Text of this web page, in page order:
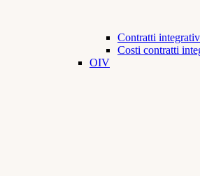
Contratti
Costi contratti
OIV